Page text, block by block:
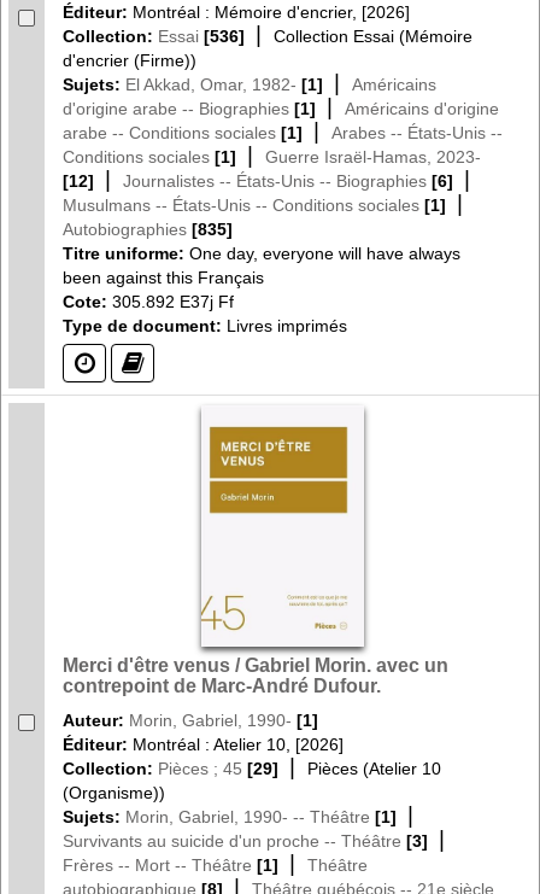
Éditeur: Montréal : Mémoire d'encrier, [2026]
Collection: Essai [536] |
Collection Essai (Mémoire
d'encrier (Firme))
Sujets: El Akkad, Omar, 1982- [1] |
Américains
d'origine arabe -- Biographies [1] |
Américains d'origine
arabe -- Conditions sociales [1] |
Arabes -- États-Unis --
Conditions sociales [1] |
Guerre Israël-Hamas, 2023-
[12]
| Journalistes -- États-Unis -- Biographies [6] |
Musulmans -- États-Unis -- Conditions sociales [1] |
Autobiographies [835]
Titre uniforme: One day, everyone will have always
been against this Français
Cote: 305.892 E37j Ff
Type de document: Livres imprimés
(?) (?)
Merci d'être venus / Gabriel Morin. avec un
contrepoint de Marc-André Dufour.
Auteur: Morin, Gabriel, 1990- [1]
Éditeur: Montréal : Atelier 10, [2026]
Collection: Pièces ; 45 [29] |
Pièces (Atelier 10
(Organisme))
Sujets: Morin, Gabriel, 1990- -- Théâtre [1] |
Survivants au suicide d'un proche -- Théâtre [3] |
Frères -- Mort -- Théâtre [1] |
Théâtre
autobiographique [8] |
Théâtre québécois -- 21e siècle